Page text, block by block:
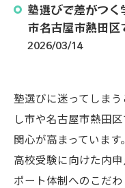
塾選びで差がつ
市名古屋市熱田
2026/03/14
塾選びに迷ってしま
し市や名古屋市熱田
関心が高まっていま
高校受験に向けた内
ポート体制へのこだ